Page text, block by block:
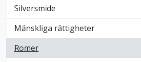
Silversmide
, 1 resultat
Mänskliga rättigheter
, 1 resultat
Romer
, 1 resultat